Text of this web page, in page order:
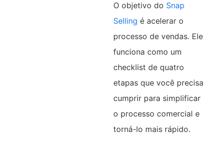
O objetivo do Snap
Selling é acelerar o
processo de vendas. Ele
funciona como um
checklist de quatro
etapas que você precisa
cumprir para simplificar
o processo comercial e
torná-lo mais rápido.